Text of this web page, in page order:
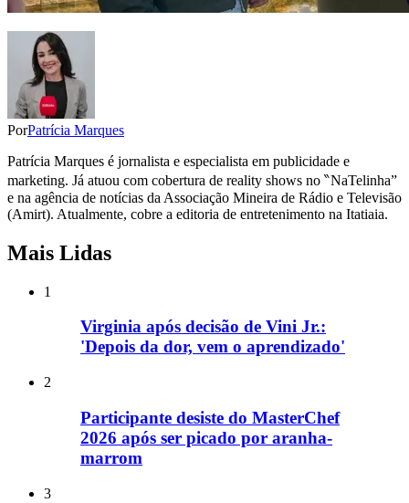
PorPatrícia Marques
Patrícia Marques é jornalista e especialista em publicidade e
marketing. Já atuou com cobertura de reality shows no ‶NaTelinha”
e na agência de notícias da Associação Mineira de Rádio e Televisão
(Amirt). Atualmente, cobre a editoria de entretenimento na Itatiaia.
Mais Lidas
1
Virginia após decisão de Vini Jr.:
'Depois da dor, vem o aprendizado'
2
Participante desiste do MasterChef
2026 após ser picado por aranha-
marrom
3